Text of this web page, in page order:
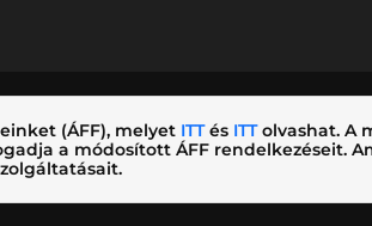
(ÁFF), melyet ITTés ITTolvashat. A
a módosított ÁFF rendelkezéseit.